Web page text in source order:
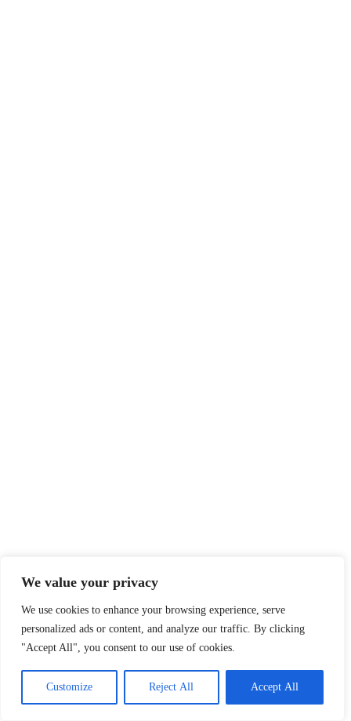
We value your privacy
We use cookies to enhance your browsing experience, serve
personalized ads or content, and analyze our traffic. By clicking
"Accept All", you consent to our use of cookies.
Customize Reject All Accept All